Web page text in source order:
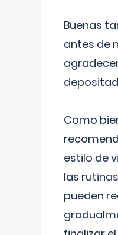
Buenas
antes de
Como
estilo de
las
pueden